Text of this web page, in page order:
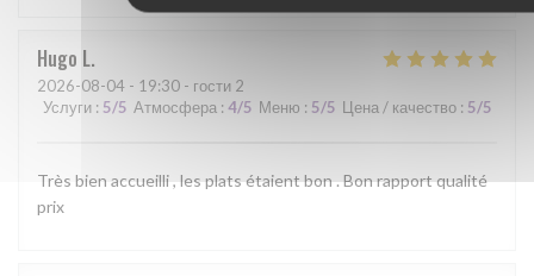
Hugo L
2026-08-04 - 19:30 - гости 2
Услуги : 5/5 Атмосфера : 4/5 Меню : 5/5 Цена / качество : 5/5
Très bien accueilli , les plats étaient bon . Bon rapport qualité
prix